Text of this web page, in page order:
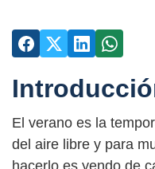
El verano es la
del aire libre y para